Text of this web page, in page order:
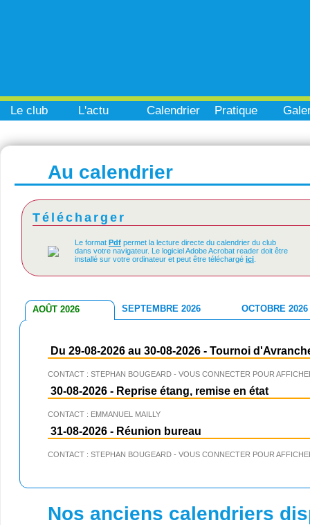
Le club L'actu Calendrier Pratique
Au calendrier
Télécharger
Le format Pdf permet la lecture directe du calendrier du club
dans votre navigateur. Le logiciel Adobe Acrobat reader doit être
installé sur votre ordinateur et peut être téléchargé ici
AOÛT 2026 SEPTEMBRE 2026 OCTOBRE 2026
Du 29-08-2026 au 30-08-2026 - Tournoi
CONTACT : STEPHAN BOUGEARD - VOUS CONNECTER POUR
30-08-2026 - Reprise étang, remise en état
CONTACT : EMMANUEL MAILLY
31-08-2026 - Réunion bureau
CONTACT : STEPHAN BOUGEARD - VOUS CONNECTER POUR
Nos anciens calendriers